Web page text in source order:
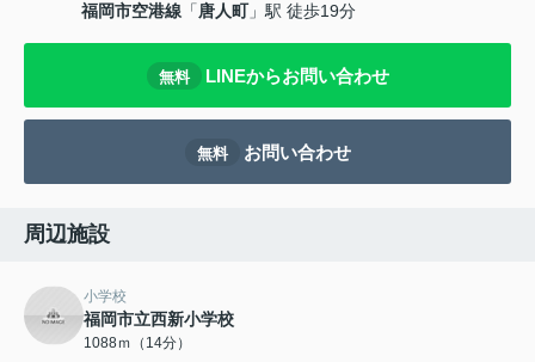
福岡市空港線 「唐人町」駅 徒歩19分
無料 LINEからお問い合わせ
無料 お問い合わせ
周辺施設
小学校
福岡市立西新小学校
1088ｍ（14分）